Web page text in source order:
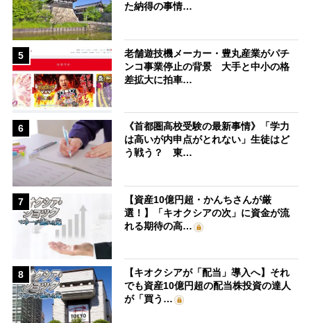
た納得の事情…
5
老舗遊技機メーカー・豊丸産業がパチ
ンコ事業停止の背景 大手と中小の格
差拡大に拍車…
6
《首都圏高校受験の最新事情》「学力
は高いが内申点がとれない」生徒はど
う戦う？ 東…
7
【資産10億円超・かんちさんが厳
選！】「キオクシアの次」に資金が流
れる期待の高…
8
【キオクシアが「配当」導入へ】それ
でも資産10億円超の配当株投資の達人
が「買う…